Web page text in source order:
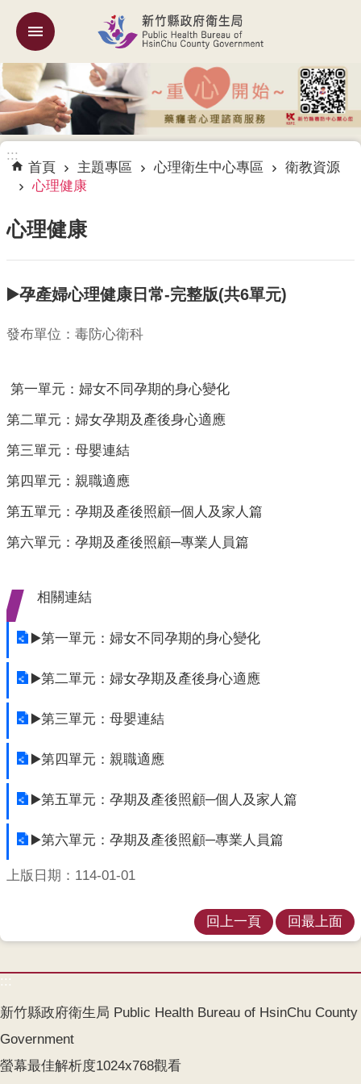
跳到主要內容區塊
機
關
簡
介
訊
息
告
專
人
區
主
題
區
便
務
政
資
公
各
生
驗
素
驗
兒
童
:::
:::
首頁 主題專區 心理衛生中心專區
衛教資源
心理健康
心理健康
▶️孕產婦心理健康日常-完整版(共6單元)
發布單位：毒防心衛科
第一單元：婦女不同孕期的身心變化
第二單元：婦女孕期及產後身心適應
第三單元：母嬰連結
第四單元：親職適應
第五單元：孕期及產後照顧─個人及家人篇
第六單元：孕期及產後照顧─專業人員篇
相關連結
▶️第一單元：婦女不同孕期的身心變化
▶️第二單元：婦女孕期及產後身心適應
▶️第三單元：母嬰連結
▶️第四單元：親職適應
▶️第五單元：孕期及產後照顧─個人及家人篇
▶️第六單元：孕期及產後照顧─專業人員篇
上版日期：114-01-01
回上一頁 回最上面
:::
新竹縣政府衛生局 Public Health Bureau of HsinChu County
Government
螢幕最佳解析度1024x768觀看